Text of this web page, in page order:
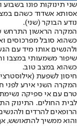
שני תינוקות פונו
אסותא אשדוד כשהם
נודע הבוקר (שני).
המקרה הראשון התרחש
כשהוא סובל מפרכוסים
ולהנשים אותו מיד עם
שיפור משמעותי במצבו
כשהוא במצב טוב.
חיסון לשפעת
המקרה השני אירע לפני
טרם עם אי ספיקה
לבית החולים. התינוק
הרופאים להרדים
והוא ממשיך להתאושש,